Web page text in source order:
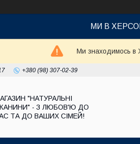
МИ В
Ми знаходимось в
+380 (98) 307-02-39
"НАТУРАЛЬНІ
- З ЛЮБОВ'Ю ДО
ТА ДО ВАШИХ СІМЕЙ!